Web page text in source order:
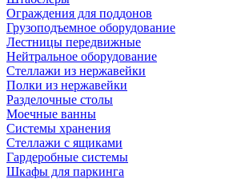
Ограждения для поддонов
Грузоподъемное оборудование
Лестницы передвижные
Нейтральное оборудование
Стеллажи из нержавейки
Полки из нержавейки
Разделочные столы
Моечные ванны
Системы хранения
Стеллажи с ящиками
Гардеробные системы
Шкафы для паркинга